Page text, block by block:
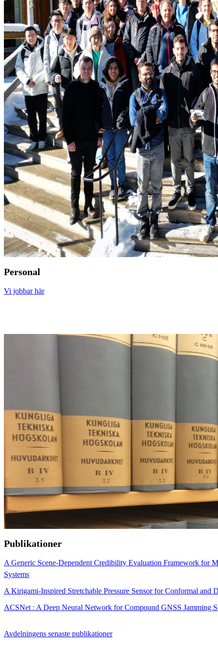
Personal
Vi jobbar här
Publikationer
A Generic Scene-Dependent Credibility Evaluation Framework for
Systems
A Kirigami-Inspired Stretchable Pressure Sensor for Conformal and
ACSNet : A Deep Neural Network for Compound GNSS Jamming
Avdelningens senaste publikationer